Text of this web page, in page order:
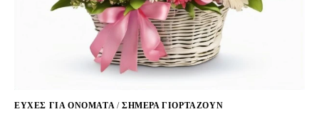
ΕΥΧΈΣ ΓΙΑ ΟΝΌΜΑΤΑ/ΣΉΜΕΡΑ ΓΙΟΡΤΆΖΟΥΝ